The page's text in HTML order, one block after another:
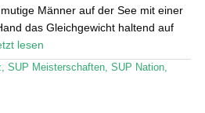
Männer auf der See mit einer
das Gleichgewicht haltend auf
lesen
, SUP Meisterschaften, SUP Nation,